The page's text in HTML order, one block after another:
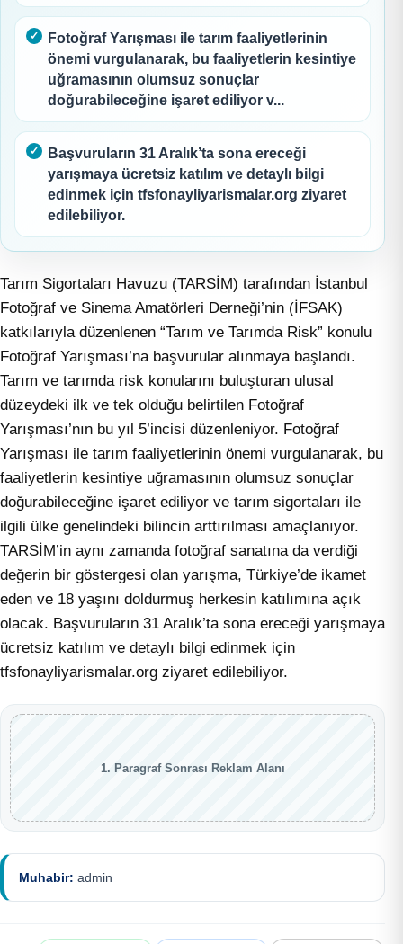
Fotoğraf Yarışması ile tarım faaliyetlerinin
önemi vurgulanarak, bu faaliyetlerin kesintiye
uğramasının olumsuz sonuçlar
doğurabileceğine işaret ediliyor v...
Başvuruların 31 Aralık’ta sona ereceği
yarışmaya ücretsiz katılım ve detaylı bilgi
edinmek için tfsfonayliyarismalar.org ziyaret
edilebiliyor.
Tarım Sigortaları Havuzu (TARSİM) tarafından İstanbul
Fotoğraf ve Sinema Amatörleri Derneği’nin (İFSAK)
katkılarıyla düzenlenen “Tarım ve Tarımda Risk” konulu
Fotoğraf Yarışması’na başvurular alınmaya başlandı.
Tarım ve tarımda risk konularını buluşturan ulusal
düzeydeki ilk ve tek olduğu belirtilen Fotoğraf
Yarışması’nın bu yıl 5’incisi düzenleniyor. Fotoğraf
Yarışması ile tarım faaliyetlerinin önemi vurgulanarak, bu
faaliyetlerin kesintiye uğramasının olumsuz sonuçlar
doğurabileceğine işaret ediliyor ve tarım sigortaları ile
ilgili ülke genelindeki bilincin arttırılması amaçlanıyor.
TARSİM’in aynı zamanda fotoğraf sanatına da verdiği
değerin bir göstergesi olan yarışma, Türkiye’de ikamet
eden ve 18 yaşını doldurmuş herkesin katılımına açık
olacak. Başvuruların 31 Aralık’ta sona ereceği yarışmaya
ücretsiz katılım ve detaylı bilgi edinmek için
tfsfonayliyarismalar.org ziyaret edilebiliyor.
1. Paragraf Sonrası Reklam Alanı
Muhabir: admin